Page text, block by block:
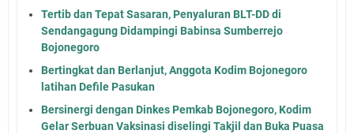
Tertib dan Tepat Sasaran, Penyaluran BLT-DD di
Sendangagung Didampingi Babinsa Sumberrejo
Bojonegoro
Bertingkat dan Berlanjut, Anggota Kodim Bojonegoro
latihan Defile Pasukan
Bersinergi dengan Dinkes Pemkab Bojonegoro, Kodim
Gelar Serbuan Vaksinasi diselingi Takjil dan Buka Puasa